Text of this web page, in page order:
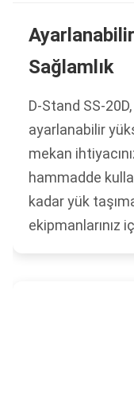
Sağlamlık
D-Stand SS-
ayarlanabilir
mekan
hammadde
kadar yük
ekipmanlarınız